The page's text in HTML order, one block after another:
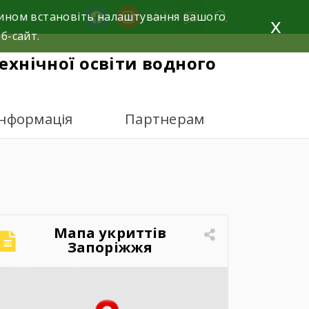
facebookinstagram
освіти водного
Партнерам
Мапа укриттів
Запоріжжя
встановіть налаштування вашого
сайт.
x